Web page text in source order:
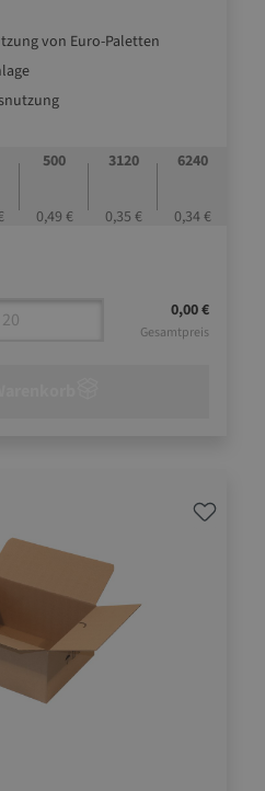
von Euro-Paletten
500
0,49 €
3120
0,35 €
6240
0,34 €
0,00 €
Gesamtpreis